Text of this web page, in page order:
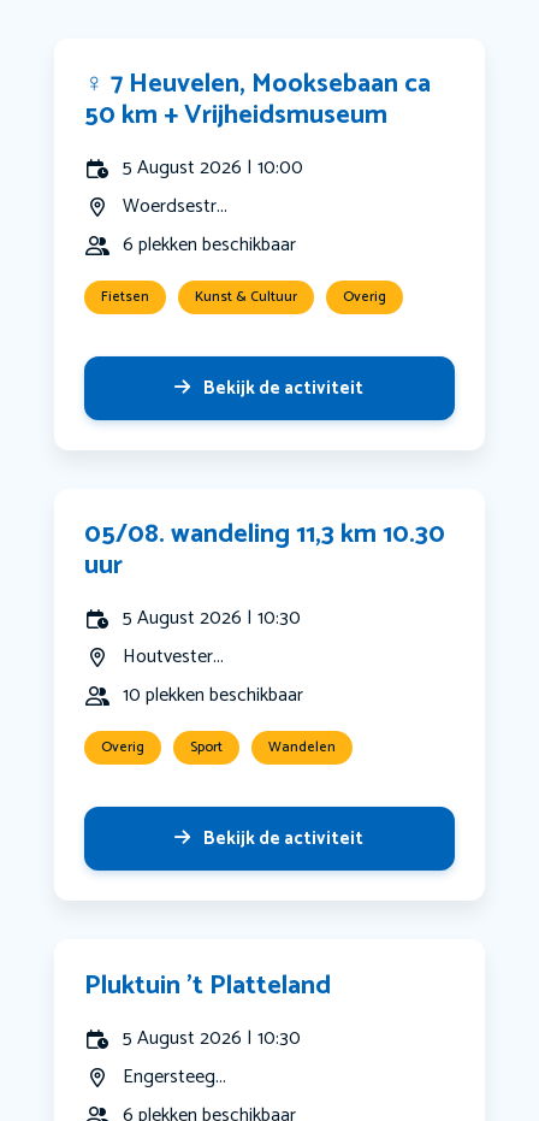
‍♀️ 7 Heuvelen, Mooksebaan ca
50 km + Vrijheidsmuseum
5 August 2026 | 10:00
Woerdsestr...
6 plekken beschikbaar
Fietsen Kunst & Cultuur Overig
Bekijk de activiteit
05/08. wandeling 11,3 km 10.30
uur
5 August 2026 | 10:30
Houtvester...
10 plekken beschikbaar
Overig Sport Wandelen
Bekijk de activiteit
Pluktuin ’t Platteland
5 August 2026 | 10:30
Engersteeg...